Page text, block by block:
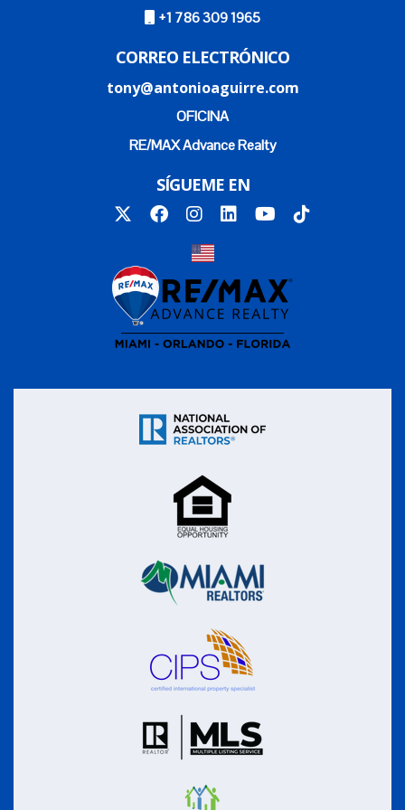
+1 786 309 1965
CORREO ELECTRÓNICO
tony@antonioaguirre.com
OFICINA
RE/MAX Advance Realty
SÍGUEME EN